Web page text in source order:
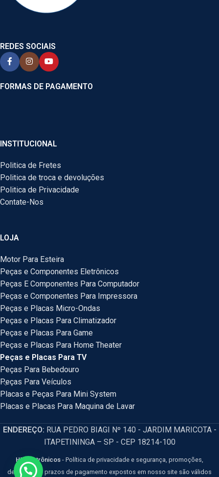
REDES SOCIAIS
FORMAS DE PAGAMENTO
INSTITUCIONAL
Politica de Fretes
Politica de troca e devoluções
Politica de Privacidade
Contate-Nos
LOJA
Motor Para Esteira
Peças e Componentes Eletrônicos
Peças E Componentes Para Computador
Peças e Componentes Para Impressora
Peças e Placas Micro-Ondas
Peças e Placas Para Climatizador
Peças e Placas Para Game
Peças e Placas Para Home Theater
Peças e Placas Para TV
Peças Para Bebedouro
Peças Para Veículos
Placas e Peças Para Mini System
Placas e Placas Para Maquina de Lavar
ENDEREÇO: RUA PEDRO BIAGI Nº 140 - JARDIM MARICOTA -
ITAPETININGA – SP - CEP 18214-100
HM Eletrônicos - Política de privacidade e segurança, promoções,
descontos e prazos de pagamento expostos em nosso site são válidos